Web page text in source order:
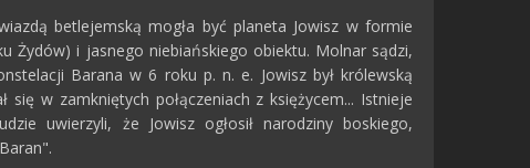
betlejemską mogła być planeta Jowisz w formie
Żydów) i jasnego niebiańskiego obiektu. Molnar sądzi,
Barana w 6 roku p. n. e. Jowisz był królewską
się w zamkniętych połączeniach z księżycem... Istnieje
uwierzyli, że Jowisz ogłosił narodziny boskiego,